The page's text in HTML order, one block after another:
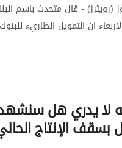
(رويترز) - قال متحدث باسم
ان التمويل الطاريء للبنوك
لا يدري هل
بسقف الإنتاج